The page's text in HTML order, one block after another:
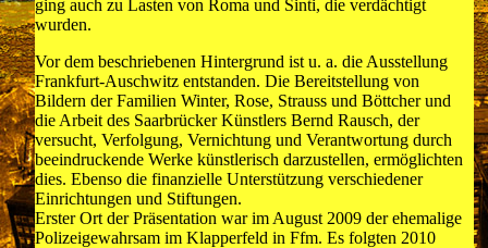
ging auch zu Lasten von Roma und Sinti, die verdächtigt
wurden.
Vor dem beschriebenen Hintergrund ist u. a. die Ausstellung
Frankfurt-Auschwitz entstanden. Die Bereitstellung von
Bildern der Familien Winter, Rose, Strauss und Böttcher und
die Arbeit des Saarbrücker Künstlers Bernd Rausch, der
versucht, Verfolgung, Vernichtung und Verantwortung durch
beeindruckende Werke künstlerisch darzustellen, ermöglichten
dies. Ebenso die finanzielle Unterstützung verschiedener
Einrichtungen und Stiftungen.
Erster Ort der Präsentation war im August 2009 der ehemalige
Polizeigewahrsam im Klapperfeld in Ffm. Es folgten 2010